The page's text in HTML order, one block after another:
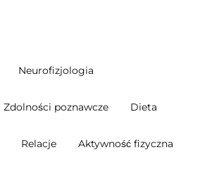
Neurofizjologia
Zdolności poznawcze Dieta
Relacje Aktywność fizyczna